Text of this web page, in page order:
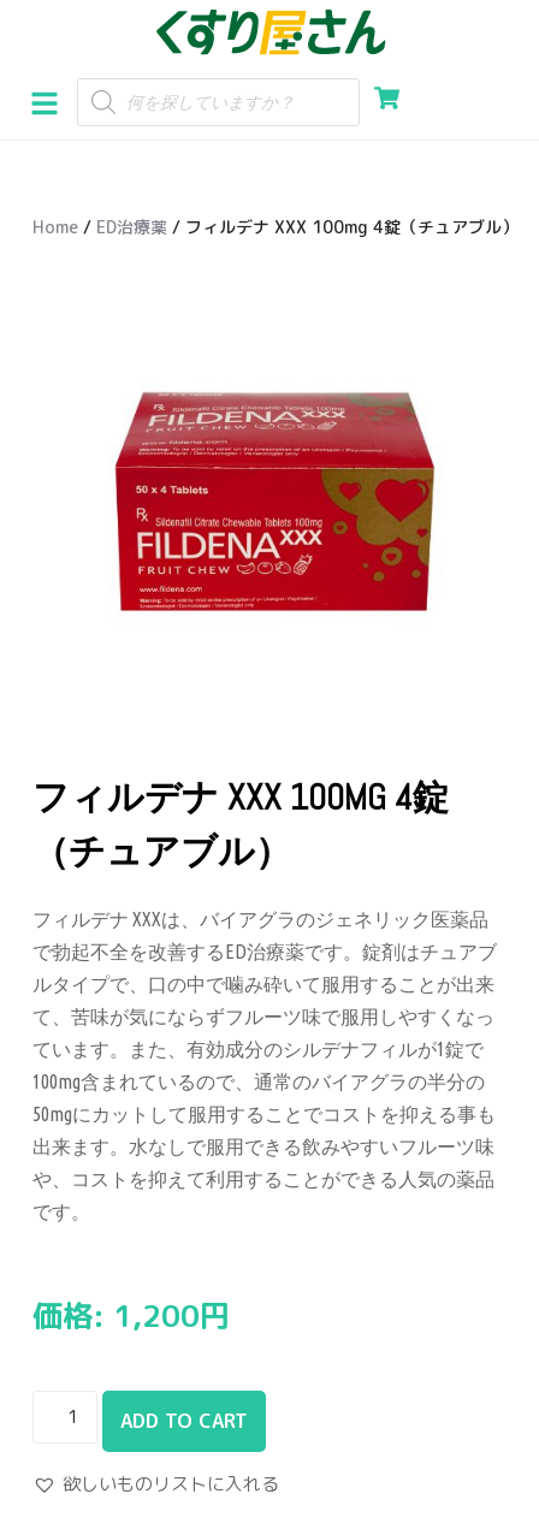
ン
テ
スHome / ED治療薬 / フィルデナ XXX 100mg 4錠（チュアブル）
フィルデナ XXX 100MG 4錠
（チュアブル）
フィルデナ XXXは、バイアグラのジェネリック医薬品
で勃起不全を改善するED治療薬です。錠剤はチュアブ
ルタイプで、口の中で噛み砕いて服用することが出来
て、苦味が気にならずフルーツ味で服用しやすくなっ
ています。また、有効成分のシルデナフィルが1錠で
100mg含まれているので、通常のバイアグラの半分の
50mgにカットして服用することでコストを抑える事も
出来ます。水なしで服用できる飲みやすいフルーツ味
や、コストを抑えて利用することができる人気の薬品
です。
価格: 1,200円
ADD TO CART
欲しいものリストに入れる